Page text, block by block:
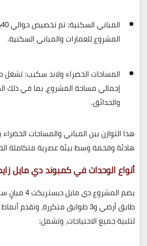
المباني السكنية:
المشروع للعمارات والمباني السكنية.
المساحات الخضراء ولاند سكيب:
إجمالي مساحة المشروع، بما في ذلك
والحدائق.
هذا التوازن بين المباني والمساحات
هادئة وفخمة وسط بيئة عصرية متكاملة
أنواع الوحدات في كمبوند دي مايل
يضم المشروعدي مايل ديستريكت 4 مبانٍ
طابق أرضي و3 طوابق متكررة
، وتقدم
لتلبية جميع الاحتياجات، وتشمل: